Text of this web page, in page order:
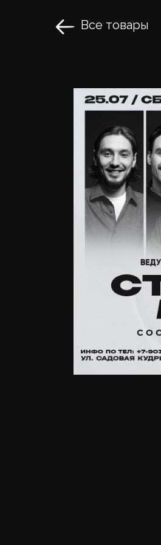
Все товары